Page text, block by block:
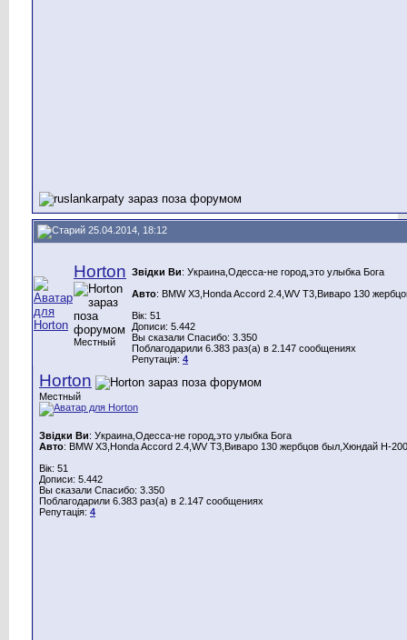
25.04.2014, 18:12
Horton
Местный
Звідки Ви: Украина,Одесса-не город,это улыбка Бога
Авто: BMW X3,Honda Aссord 2.4,WV T3,Виваро 130
Вік: 51
Дописи: 5.442
Вы сказали Спасибо: 3.350
Поблагодарили 6.383 раз(а) в 2.147 сообщениях
Репутація: 4
Horton
Местный
Звідки Ви: Украина,Одесса-не город,это улыбка Бога
Авто: BMW X3,Honda Aссord 2.4,WV T3,Виваро 130 жербцов был,Хюндай Н-
Вік: 51
Дописи: 5.442
Вы сказали Спасибо: 3.350
Поблагодарили 6.383 раз(а) в 2.147 сообщениях
Репутація: 4